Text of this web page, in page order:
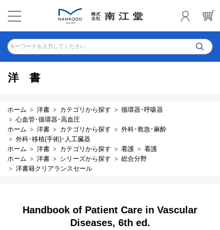
キーワードを入力してください
洋書
ホーム 洋書 カテゴリから探す
循環器･呼吸器
心血管･循環器･高血圧
ホーム
洋書 カテゴリから探す
外科･救急･麻酔
外科･移植(手術)･人工臓器
ホーム
洋書 カテゴリから探す 看護
看護
ホーム
洋書 シリーズから探す
総合分野
洋書籍クリアランスセール
Handbook of Patient Care in Vascular
Diseases, 6th ed.